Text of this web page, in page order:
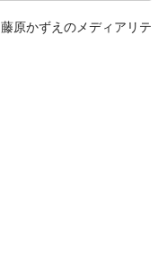
原かずえのメディアリテ